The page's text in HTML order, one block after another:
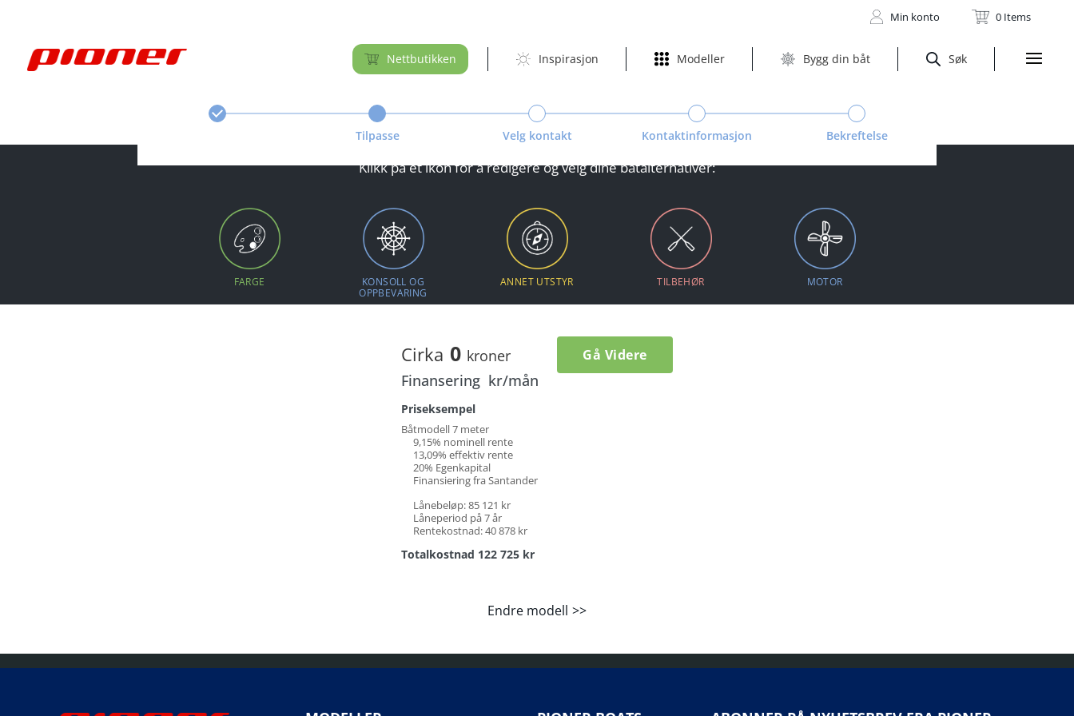
Min konto 0 Items
Søk
Bygg din båt
Modeller
Inspirasjon
Nettbutikken
Tilpasse Velg kontakt Kontaktinformasjon Bekreftelse
Klikk på et ikon for å redigere og velg dine båtalternativer:
FARGE
KONSOLL OG
OPPBEVARING
ANNET UTSTYR TILBEHØR MOTOR
Cirka 0 kroner Gå Videre
Finansering kr/mån
Priseksempel
Båtmodell 7 meter
9,15% nominell rente
13,09% effektiv rente
20% Egenkapital
Finansiering fra Santander
Lånebeløp: 85 121 kr
Låneperiod på 7 år
Rentekostnad: 40 878 kr
Totalkostnad 122 725 kr
Endre modell